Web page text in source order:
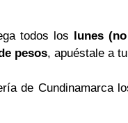
todos los lunes
pesos, apuéstale a
de Cundinamarca